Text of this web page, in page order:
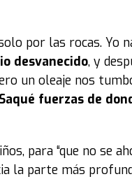
por las rocas. Yo
desvanecido, y
un oleaje nos
Saqué fuerzas de
para “que no se
la parte más